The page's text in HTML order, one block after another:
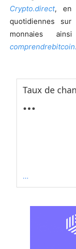
Crypto.direct, en
quotidiennes
monnaies
Taux de
...
...